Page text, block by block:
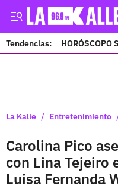
Tendencias: HORÓSCOPO
La Kalle / Entretenimiento
Carolina Pico
con Lina Tejeiro
Luisa Fernanda